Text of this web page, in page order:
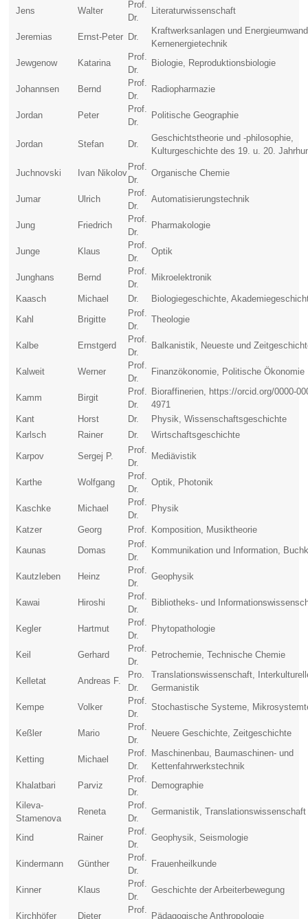
Jens
Walter
Prof.
Dr.
Literaturwissenschaft
Jeremias Ernst-Peter Dr.
Kraftwerksanlagen und
Kernenergietechnik
Jewgenow
Katarina
Prof.
Dr.
Biologie, Reproduktionsbiologie
Johannsen Bernd
Prof.
Dr.
Radiopharmazie
Jordan Peter
Prof.
Dr.
Politische Geographie
Jordan Stefan Dr.
Geschichtstheorie und -philosophie,
Kulturgeschichte des 19. u. 20.
Juchnovski Ivan Nikolov
Prof.
Dr.
Organische Chemie
Jumar Ulrich
Prof.
Dr.
Automatisierungstechnik
Jung Friedrich
Prof.
Dr.
Pharmakologie
Junge Klaus
Prof.
Dr.
Optik
Junghans Bernd
Prof.
Dr.
Mikroelektronik
Kaasch Michael Dr.
Biologiegeschichte,
Kahl
Brigitte
Prof.
Dr.
Theologie
Kalbe Ernstgerd
Prof.
Dr.
Balkanistik, Neueste und
Kalweit Werner
Prof.
Dr.
Finanzökonomie, Politische Ökonomie
Kamm Birgit
Prof.
Dr.
Bioraffinerien, https://orcid.org/0000-
4971
Kant
Horst Dr.
Physik, Wissenschaftsgeschichte
Karlsch
Rainer Dr. Wirtschaftsgeschichte
Karpov Sergej P.
Prof.
Dr.
Mediävistik
Karthe Wolfgang
Prof.
Dr.
Optik, Photonik
Kaschke Michael
Prof.
Dr.
Physik
Katzer Georg Prof.
Komposition, Musiktheorie
Kaunas
Domas
Prof.
Dr.
Kommunikation und Information,
Kautzleben Heinz
Prof.
Dr.
Geophysik
Kawai Hiroshi
Prof.
Dr.
Bibliotheks- und
Kegler Hartmut
Prof.
Dr.
Phytopathologie
Keil Gerhard
Prof.
Dr.
Petrochemie, Technische Chemie
Kelletat Andreas F.
Pro.
Dr.
Translationswissenschaft,
Germanistik
Kempe
Volker
Prof.
Dr.
Stochastische Systeme,
Keßler Mario
Prof.
Dr.
Neuere Geschichte, Zeitgeschichte
Ketting Michael
Prof.
Dr.
Maschinenbau, Baumaschinen- und
Kettenfahrwerkstechnik
Khalatbari
Parviz
Prof.
Dr.
Demographie
Kileva-
Stamenova
Reneta
Prof.
Dr.
Germanistik, Translationswissenschaft
Kind Rainer
Prof.
Dr.
Geophysik, Seismologie
Kindermann Günther
Prof.
Dr.
Frauenheilkunde
Kinner Klaus
Prof.
Dr.
Geschichte der Arbeiterbewegung
Kirchhöfer Dieter
Prof.
Pädagogische Anthropologie